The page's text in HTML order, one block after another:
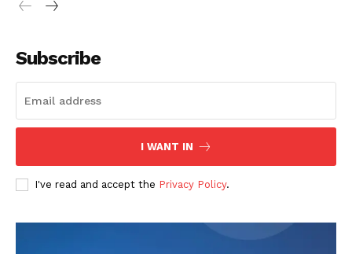
Subscribe
I WANT IN
I've read and accept the Privacy Policy.